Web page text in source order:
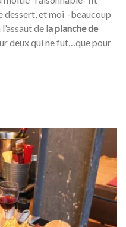
dessert, et moi –beaucoup
de la planche de
deux qui ne fut…que pour